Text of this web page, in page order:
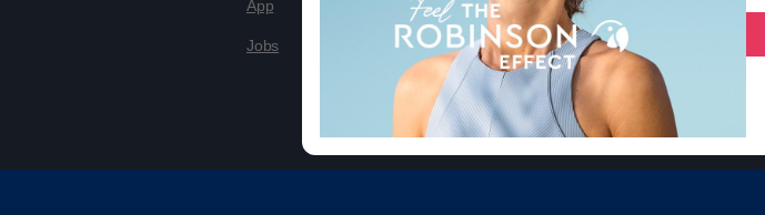
13-17 anni
App
Jobs
Incentives & Meetings